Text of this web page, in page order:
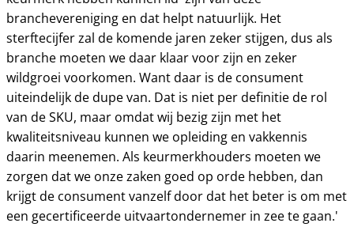
branchevereniging en dat helpt natuurlijk. Het
sterftecijfer zal de komende jaren zeker stijgen, dus als
branche moeten we daar klaar voor zijn en zeker
wildgroei voorkomen. Want daar is de consument
uiteindelijk de dupe van. Dat is niet per definitie de rol
van de SKU, maar omdat wij bezig zijn met het
kwaliteitsniveau kunnen we opleiding en vakkennis
daarin meenemen. Als keurmerkhouders moeten we
zorgen dat we onze zaken goed op orde hebben, dan
krijgt de consument vanzelf door dat het beter is om met
een gecertificeerde uitvaartondernemer in zee te gaan.'